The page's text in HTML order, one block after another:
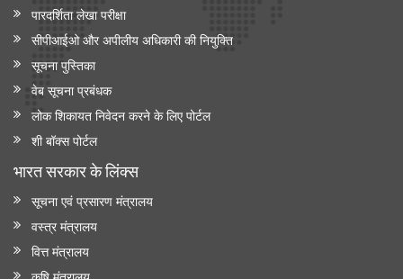
पारदर्शिता लेखा परीक्षा
सीपीआईओ और अपी‍लीय अधिकारी की नियुक्ति
सूचना पुस्तिका
वेब सूचना प्रबंधक
लोक शिकायत निवेदन करने के लिए पोर्टल
शी बॉक्स पोर्टल
भारत सरकार के लिंक्‍स
सूचना एवं प्रसारण मंत्रालय
वस्त्र मंत्रालय
वित्त मंत्रालय